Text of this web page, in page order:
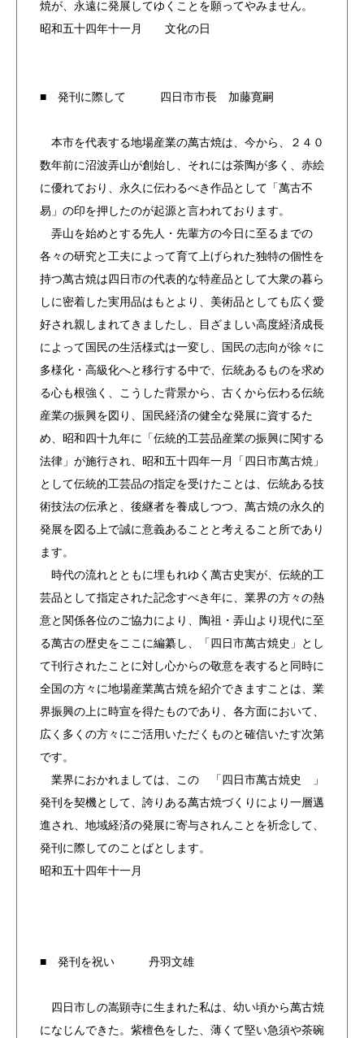
焼が、永遠に発展してゆくことを願ってやみません。
昭和五十四年十一月 文化の日
■ 発刊に際して 四日市市長 加藤寛嗣
本市を代表する地場産業の萬古焼は、今から、２４０
数年前に沼波弄山が創始し、それには茶陶が多く、赤絵
に優れており、永久に伝わるべき作品として「萬古不
易」の印を押したのが起源と言われております。
弄山を始めとする先人・先輩方の今日に至るまでの
各々の研究と工夫によって育て上げられた独特の個性を
持つ萬古焼は四日市の代表的な特産品として大衆の暮ら
しに密着した実用品はもとより、美術品としても広く愛
好され親しまれてきましたし、目ざましい高度経済成長
によって国民の生活様式は一変し、国民の志向が徐々に
多様化・高級化へと移行する中で、伝統あるものを求め
る心も根強く、こうした背景から、古くから伝わる伝統
産業の振興を図り、国民経済の健全な発展に資するた
め、昭和四十九年に「伝統的工芸品産業の振興に関する
法律」が施行され、昭和五十四年一月「四日市萬古焼」
として伝統的工芸品の指定を受けたことは、伝統ある技
術技法の伝承と、後継者を養成しつつ、萬古焼の永久的
発展を図る上で誠に意義あることと考えること所であり
ます。
時代の流れとともに埋もれゆく萬古史実が、伝統的工
芸品として指定された記念すべき年に、業界の方々の熱
意と関係各位のご協力により、陶祖・弄山より現代に至
る萬古の歴史をここに編纂し、「四日市萬古焼史」とし
て刊行されたことに対し心からの敬意を表すると同時に
全国の方々に地場産業萬古焼を紹介できますことは、業
界振興の上に時宣を得たものであり、各方面において、
広く多くの方々にご活用いただくものと確信いたす次第
です。
業界におかれましては、この 「四日市萬古焼史 」
発刊を契機として、誇りある萬古焼づくりにより一層邁
進され、地域経済の発展に寄与されんことを祈念して、
発刊に際してのことばとします。
昭和五十四年十一月
■ 発刊を祝い 丹羽文雄
四日市しの嵩顕寺に生まれた私は、幼い頃から萬古焼
になじんできた。紫檀色をした、薄くて堅い急須や茶碗